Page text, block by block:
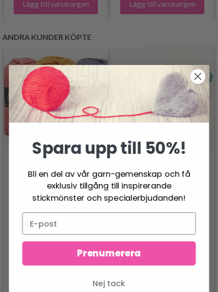
Lägg till varukorgen Lägg till varukorgen
ANDRA KUNDER KÖPTE
24.95 SEK
DROPS MASKHÅLLARE
3 ST.
27.95 SEK
Spara upp till 50%!
Bli en del av vår garn-gemenskap och få
exklusiv tillgång till inspirerande
stickmönster och specialerbjudanden!
Prenumerera
Nej tack